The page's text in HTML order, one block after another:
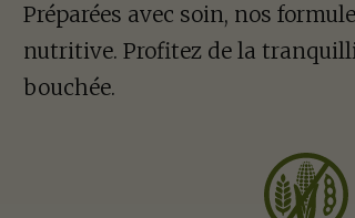
Préparées avec soin, nos
nutritive. Profitez de la
bouchée.